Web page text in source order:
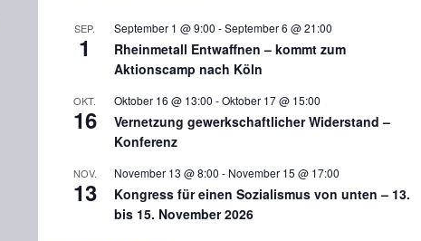
SEP.
1
September 1 @ 9:00 -September 6 @ 21:00
Rheinmetall Entwaffnen – kommt zum
Aktionscamp nach Köln
OKT.
16
Oktober 16 @ 13:00 -Oktober 17 @ 15:00
Vernetzung gewerkschaftlicher Widerstand –
Konferenz
NOV.
13
November 13 @ 8:00 - November 15 @ 17:00
Kongress für einen Sozialismus von unten – 13.
bis 15. November 2026